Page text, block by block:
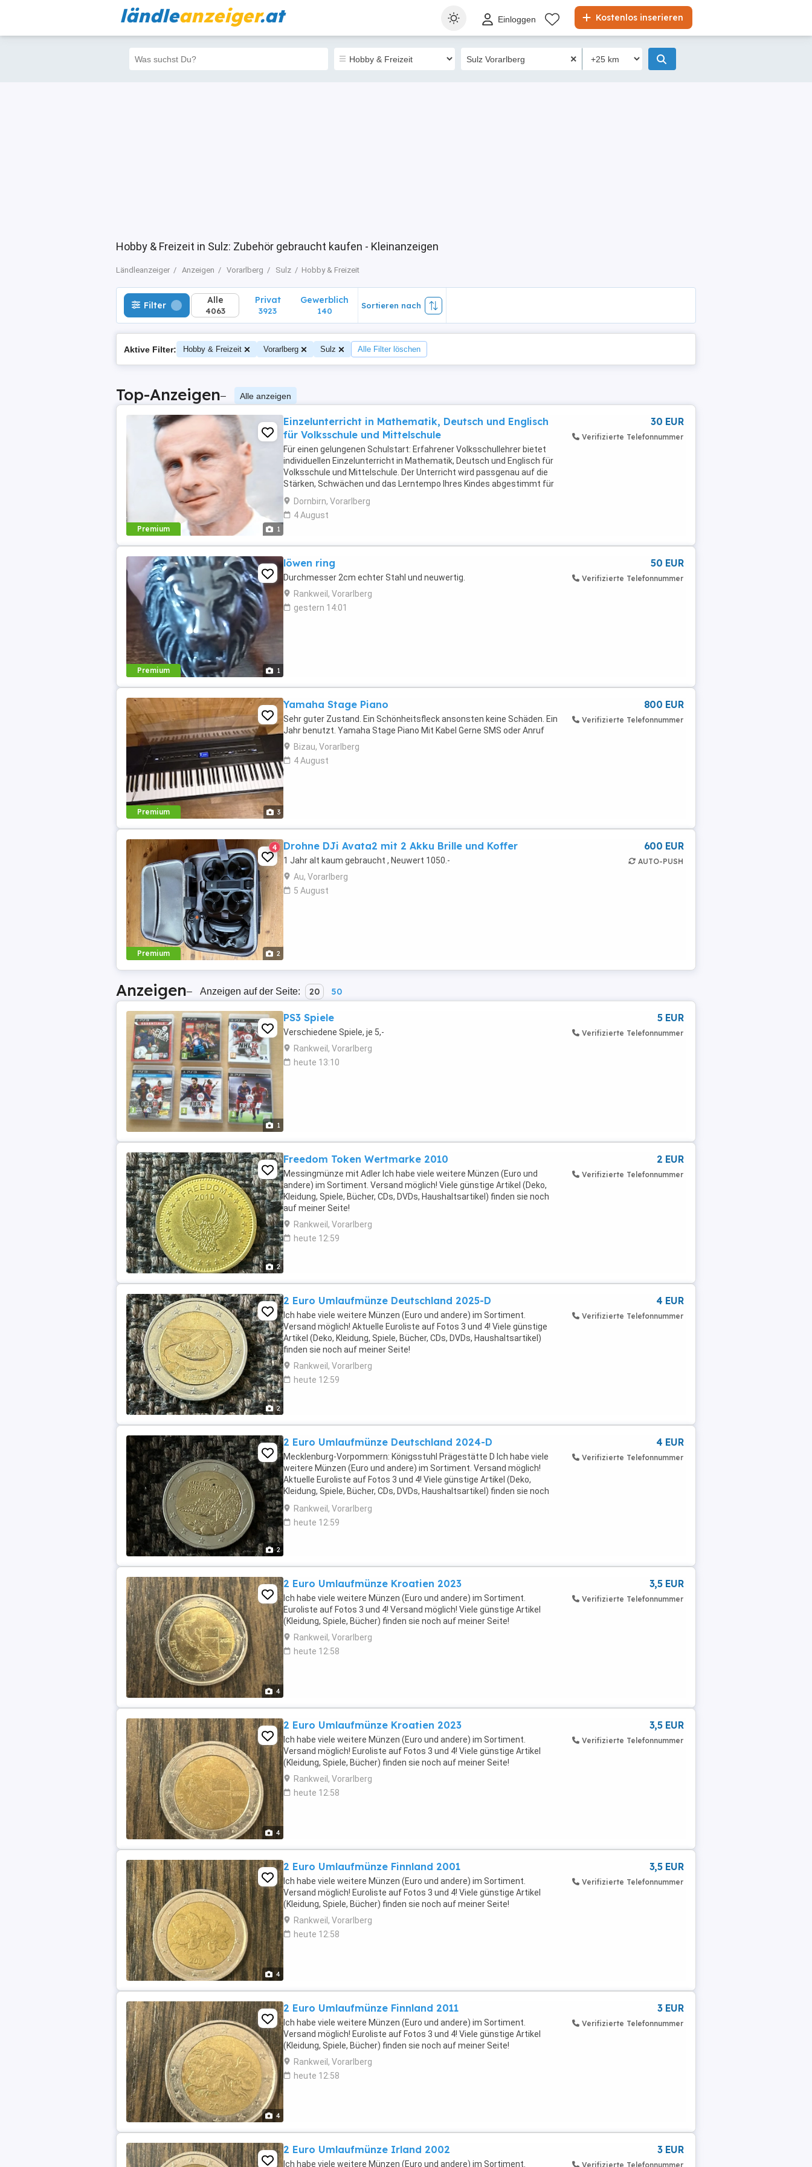
ländleanzeiger.at Kostenlos inserieren
Einloggen
Hobby & Freizeit in Sulz: Zubehör gebraucht kaufen - Kleinanzeigen
Ländleanzeiger Anzeigen Vorarlberg Sulz Hobby & Freizeit
Filter Alle
4063
Privat
3923
Filter Alle
4063
Privat
3923
Gewerblich
140
Sortieren nach
Aktive Filter: Hobby & Freizeit Vorarlberg Sulz Alle Filter löschen
Top-Anzeigen– Alle anzeigen
Premium 1
Einzelunterricht in Mathematik, Deutsch und Englisch
für Volksschule und Mittelschule
Für einen gelungenen Schulstart: Erfahrener Volksschullehrer bietet
individuellen Einzelunterricht in Mathematik, Deutsch und Englisch für
Volksschule und Mittelschule. Der Unterricht wird passgenau auf die
Stärken, Schwächen und das Lerntempo Ihres Kindes abgestimmt für
einen sicheren und motivierten ...
Dornbirn, Vorarlberg
4 August
30 EUR
Verifizierte Telefonnummer
Premium 1
löwen ring
Durchmesser 2cm echter Stahl und neuwertig.
Rankweil, Vorarlberg
gestern 14:01
50 EUR
Verifizierte Telefonnummer
Premium 3
Yamaha Stage Piano
Sehr guter Zustand. Ein Schönheitsfleck ansonsten keine Schäden. Ein
Jahr benutzt. Yamaha Stage Piano Mit Kabel Gerne SMS oder Anruf
Bizau, Vorarlberg
4 August
800 EUR
Verifizierte Telefonnummer
Premium 2
4 Drohne DJi Avata2 mit 2 Akku Brille und Koffer
1 Jahr alt kaum gebraucht , Neuwert 1050.-
Au, Vorarlberg
5 August
600 EUR
AUTO-PUSH
Anzeigen– Anzeigen auf der Seite: 20 50
1
PS3 Spiele
Verschiedene Spiele, je 5,-
Rankweil, Vorarlberg
heute 13:10
5 EUR
Verifizierte Telefonnummer
2
Freedom Token Wertmarke 2010
Messingmünze mit Adler Ich habe viele weitere Münzen (Euro und
andere) im Sortiment. Versand möglich! Viele günstige Artikel (Deko,
Kleidung, Spiele, Bücher, CDs, DVDs, Haushaltsartikel) finden sie noch
auf meiner Seite!
Rankweil, Vorarlberg
heute 12:59
2 EUR
Verifizierte Telefonnummer
2
2 Euro Umlaufmünze Deutschland 2025-D
Ich habe viele weitere Münzen (Euro und andere) im Sortiment.
Versand möglich! Aktuelle Euroliste auf Fotos 3 und 4! Viele günstige
Artikel (Deko, Kleidung, Spiele, Bücher, CDs, DVDs, Haushaltsartikel)
finden sie noch auf meiner Seite!
Rankweil, Vorarlberg
heute 12:59
4 EUR
Verifizierte Telefonnummer
2
2 Euro Umlaufmünze Deutschland 2024-D
Mecklenburg-Vorpommern: Königsstuhl Prägestätte D Ich habe viele
weitere Münzen (Euro und andere) im Sortiment. Versand möglich!
Aktuelle Euroliste auf Fotos 3 und 4! Viele günstige Artikel (Deko,
Kleidung, Spiele, Bücher, CDs, DVDs, Haushaltsartikel) finden sie noch
auf meiner Seite!
Rankweil, Vorarlberg
heute 12:59
4 EUR
Verifizierte Telefonnummer
4
2 Euro Umlaufmünze Kroatien 2023
Ich habe viele weitere Münzen (Euro und andere) im Sortiment.
Euroliste auf Fotos 3 und 4! Versand möglich! Viele günstige Artikel
(Kleidung, Spiele, Bücher) finden sie noch auf meiner Seite!
Rankweil, Vorarlberg
heute 12:58
3,5 EUR
Verifizierte Telefonnummer
4
2 Euro Umlaufmünze Kroatien 2023
Ich habe viele weitere Münzen (Euro und andere) im Sortiment.
Versand möglich! Euroliste auf Fotos 3 und 4! Viele günstige Artikel
(Kleidung, Spiele, Bücher) finden sie noch auf meiner Seite!
Rankweil, Vorarlberg
heute 12:58
3,5 EUR
Verifizierte Telefonnummer
4
2 Euro Umlaufmünze Finnland 2001
Ich habe viele weitere Münzen (Euro und andere) im Sortiment.
Versand möglich! Euroliste auf Fotos 3 und 4! Viele günstige Artikel
(Kleidung, Spiele, Bücher) finden sie noch auf meiner Seite!
Rankweil, Vorarlberg
heute 12:58
3,5 EUR
Verifizierte Telefonnummer
4
2 Euro Umlaufmünze Finnland 2011
Ich habe viele weitere Münzen (Euro und andere) im Sortiment.
Versand möglich! Euroliste auf Fotos 3 und 4! Viele günstige Artikel
(Kleidung, Spiele, Bücher) finden sie noch auf meiner Seite!
Rankweil, Vorarlberg
heute 12:58
3 EUR
Verifizierte Telefonnummer
2 Euro Umlaufmünze Irland 2002
Ich habe viele weitere Münzen (Euro und andere) im Sortiment.
3 EUR
Verifizierte Telefonnummer